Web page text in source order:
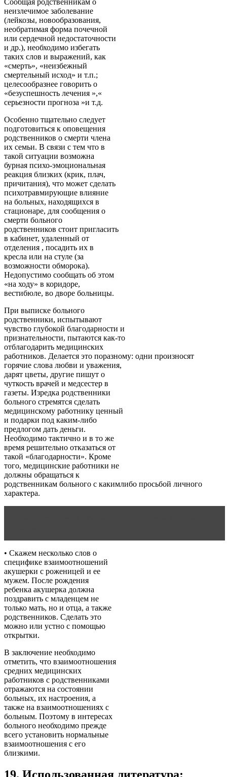
Сообщая родственникам о
неизлечимое заболевание
(лейкозы, новообразования,
необратимая форма почечной
или сердечной недостаточности
и др.), необходимо избегать
таких слов и выражений, как
«смерть», «неизбежный
смертельный исход» и т.п.;
целесообразнее говорить о
«безуспешность лечения »,«
серьезности прогноза »и т.д.
Особенно тщательно следует
подготовиться к оповещения
родственников о смерти члена
их семьи. В связи с тем что в
такой ситуации возможна
бурная психо-эмоциональная
реакция близких (крик, плач,
причитания), что может сделать
психотравмирующие влияние
на больных, находящихся в
стационаре, для сообщения о
смерти больного
родственников стоит пригласить
в кабинет, удаленный от
отделения , посадить их в
кресла или на стуле (за
возможности обморока).
Недопустимо сообщать об этом
«на ходу» в коридоре,
вестибюле, во дворе больницы.
При выписке больного
родственники, испытывают
чувство глубокой благодарности и
признательности, пытаются как-то
отблагодарить медицинских
работников. Делается это поразному: одни произносят
горячие слова любви и уважения,
дарят цветы, другие пишут о
чуткость врачей и медсестер в
газеты. Изредка родственники
больного стремятся сделать
медицинскому работнику ценный
и подарки под каким-либо
предлогом дать деньги.
Необходимо тактично и в то же
время решительно отказаться от
такой «благодарности». Кроме
того, медицинские работники не
должны обращаться к
родственникам больного с какимлибо просьбой личного
характера.
• Скажем несколько слов о
специфике взаимоотношений
акушерки с роженицей и ее
мужем. После рождения
ребенка акушерка должна
поздравить с младенцем не
только мать, но и отца, а также
родственников. Сделать это
можно или устно с помощью
открытки.
В заключение необходимо
отметить, что взаимоотношения
средних медицинских
работников с родственниками
отражаются на состоянии
больных, их настроения, а
также на взаимоотношениях с
больным. Поэтому в интересах
больного необходимо прежде
всего установить нормальные
взаимоотношения с его
близкими.